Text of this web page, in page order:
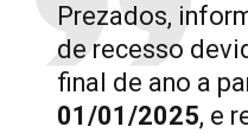
Prezados,
de recesso
final de ano a
01/01/2025, e